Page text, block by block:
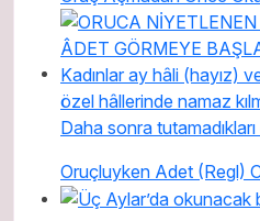
Oruçluyken Adet (Regl)